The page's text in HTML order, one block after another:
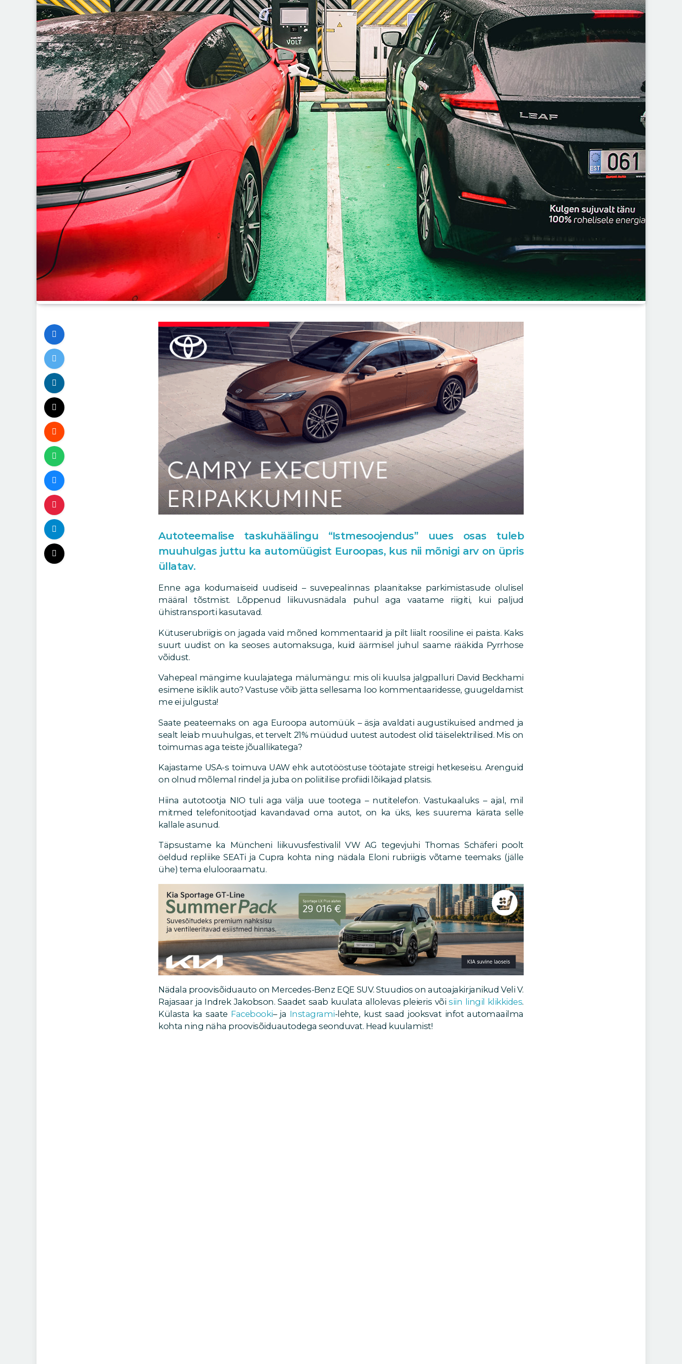
Autoteemalise taskuhäälingu “Istmesoojendus” uues osas tuleb
muuhulgas juttu ka automüügist Euroopas, kus nii mõnigi arv on üpris
üllatav.
Enne aga kodumaiseid uudiseid – suvepealinnas plaanitakse parkimistasude olulisel
määral tõstmist. Lõppenud liikuvusnädala puhul aga vaatame riigiti, kui paljud
ühistransporti kasutavad.
Kütuserubriigis on jagada vaid mõned kommentaarid ja pilt liialt roosiline ei paista. Kaks
suurt uudist on ka seoses automaksuga, kuid äärmisel juhul saame rääkida Pyrrhose
võidust.
Vahepeal mängime kuulajatega mälumängu: mis oli kuulsa jalgpalluri David Beckhami
esimene isiklik auto? Vastuse võib jätta sellesama loo kommentaaridesse, guugeldamist
me ei julgusta!
Saate peateemaks on aga Euroopa automüük – äsja avaldati augustikuised andmed ja
sealt leiab muuhulgas, et tervelt 21% müüdud uutest autodest olid täiselektrilised. Mis on
toimumas aga teiste jõuallikatega?
Kajastame USA-s toimuva UAW ehk autotööstuse töötajate streigi hetkeseisu. Arenguid
on olnud mõlemal rindel ja juba on poliitilise profiidi lõikajad platsis.
Hiina autotootja NIO tuli aga välja uue tootega – nutitelefon. Vastukaaluks – ajal, mil
mitmed telefonitootjad kavandavad oma autot, on ka üks, kes suurema kärata selle
kallale asunud.
Täpsustame ka Müncheni liikuvusfestivalil VW AG tegevjuhi Thomas Schäferi poolt
öeldud repliike SEATi ja Cupra kohta ning nädala Eloni rubriigis võtame teemaks (jälle
ühe) tema elulooraamatu.
Nädala proovisõiduauto on Mercedes-Benz EQE SUV. Stuudios on autoajakirjanikud Veli V.
Rajasaar ja Indrek Jakobson. Saadet saab kuulata allolevas pleieris võisiin lingil klikkides.
Külasta ka saate Facebooki– ja Instagrami-lehte, kust saad jooksvat infot automaailma
kohta ning näha proovisõiduautodega seonduvat. Head kuulamist!